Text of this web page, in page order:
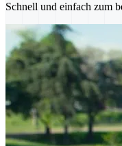
Schnell und einfach zum